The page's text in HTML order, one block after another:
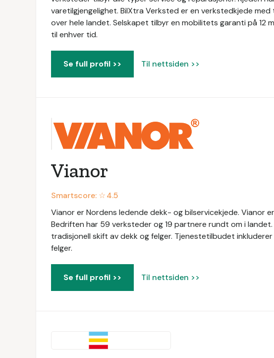
varetilgjengelighet. BilXtra Verksted er en verkstedkjede
over hele landet. Selskapet tilbyr en mobilitets garanti på 12
til enhver tid.
Se full profil >> Til nettsiden >>
Vianor
Smartscore: ☆4.5
Vianor er Nordens ledende dekk- og bilservicekjede. Vianor
Bedriften har 59 verksteder og 19 partnere rundt om i
tradisjonell skift av dekk og felger. Tjenestetilbudet
felger.
Se full profil >> Til nettsiden >>